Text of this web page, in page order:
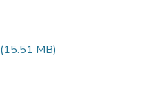
(15.51 MB)